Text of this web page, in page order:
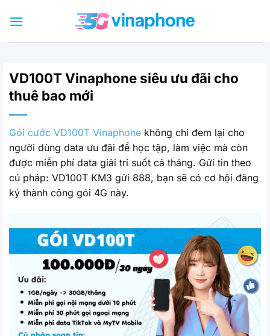
qua
VD100T Vinaphone siêu ưu đãi cho
thuê bao mới
Gói cước VD100T Vinaphone không chỉ đem lại cho
người dùng data ưu đãi để học tập, làm việc mà còn
được miễn phí data giải trí suốt cả tháng. Gửi tin theo
cú pháp: VD100T KM3 gửi 888, bạn sẽ có cơ hội đăng
ký thành công gói 4G này.